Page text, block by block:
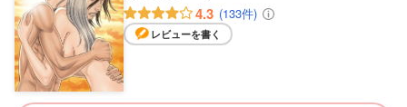
4.3 (133件)
レビューを書く